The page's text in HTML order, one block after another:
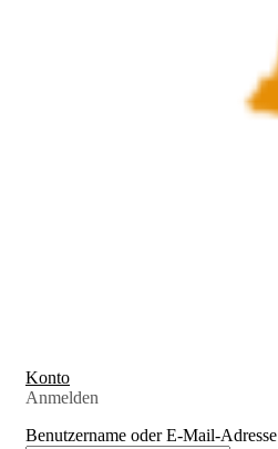
Konto
Anmelden
Benutzername oder E-Mail-Adresse